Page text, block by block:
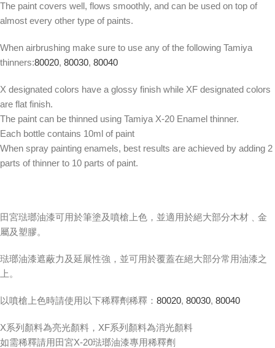
The paint covers well, flows smoothly, and can be used on top of
almost every other type of paints.
When airbrushing make sure to use any of the following Tamiya
thinners:80020, 80030, 80040
X designated colors have a glossy finish while XF designated colors
are flat finish.
The paint can be thinned using Tamiya X-20 Enamel thinner.
Each bottle contains 10ml of paint
When spray painting enamels, best results are achieved by adding 2
parts of thinner to 10 parts of paint.
田宮琺瑯油漆可用於筆塗及噴槍上色，並適用於絕大部分木材﹑金
屬及塑膠。
琺瑯油漆遮蔽力及延展性強，並可用於覆蓋在絕大部分常用油漆之
上。
以噴槍上色時請使用以下稀釋劑稀釋： 80020, 80030, 80040
X系列顏料為亮光顏料，XF系列顏料為消光顏料
如需稀釋請用田宮X-20琺瑯油漆專用稀釋劑